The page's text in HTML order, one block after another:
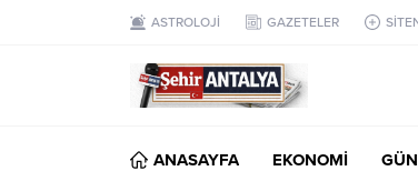
ASTROLOJİ GAZETELER
ANASAYFA EKONOMİ